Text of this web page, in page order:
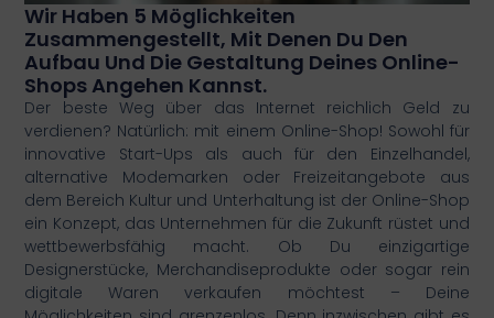
Wir Haben 5 Möglichkeiten
Zusammengestellt, Mit Denen Du Den
Aufbau Und Die Gestaltung Deines Online-
Shops Angehen Kannst.
Der beste Weg über das Internet reichlich Geld zu
verdienen? Natürlich: mit einem Online-Shop! Sowohl für
innovative Start-Ups als auch für den Einzelhandel,
alternative Modemarken oder Freizeitangebote aus
dem Bereich Kultur und Unterhaltung ist der Online-Shop
ein Konzept, das Unternehmen für die Zukunft rüstet und
wettbewerbsfähig macht. Ob Du einzigartige
Designerstücke, Merchandiseprodukte oder sogar rein
digitale Waren verkaufen möchtest – Deine